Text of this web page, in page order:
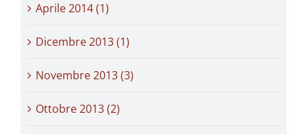
Aprile 2014 (1)
Dicembre 2013 (1)
Novembre 2013 (3)
Ottobre 2013 (2)